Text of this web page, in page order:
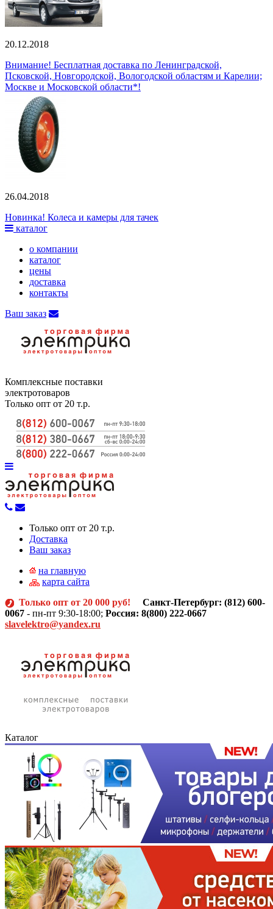
20.12.2018
Внимание! Бесплатная доставка по Ленинградской,
Псковской, Новгородской, Вологодской областям и Карелии;
Москве и Московской области*!
26.04.2018
Новинка! Колеса и камеры для тачек
каталог
о компании
каталог
цены
доставка
контакты
Ваш заказ
Комплексные поставки
электротоваров
Только опт от 20 т.р.
Только опт от 20 т.р.
Доставка
Ваш заказ
на главную
карта сайта
Только опт от 20 000 руб! Санкт-Петербург: (812) 600-
0067 - пн-пт 9:30-18:00; Россия: 8(800) 222-0667
slavelektro@yandex.ru
Каталог